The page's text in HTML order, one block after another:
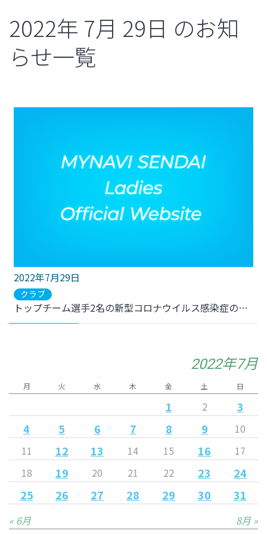
2022年 7月 29日 のお知
らせ一覧
2022年7月29日
クラブ
トップチーム選手2名の新型コロナウイルス感染症の陽性判定について
2022年7月
月 火 水 木 金 土 日
1 2
3
4
5 6 7 8 9
10
11
12 13 14 15 16
17
18
19 20 21 22 23
24
25
26 27 28 29 30 31
« 6月 8月 »